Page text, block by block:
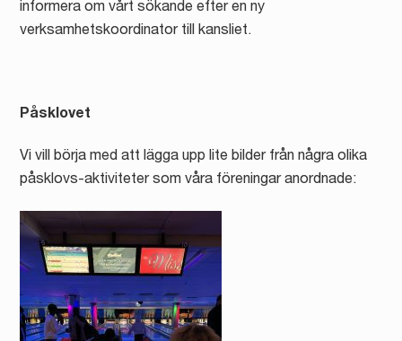
informera om vårt sökande efter en ny
verksamhetskoordinator till kansliet.
Påsklovet
Vi vill börja med att lägga upp lite bilder från några olika
påsklovs-aktiviteter som våra föreningar anordnade: